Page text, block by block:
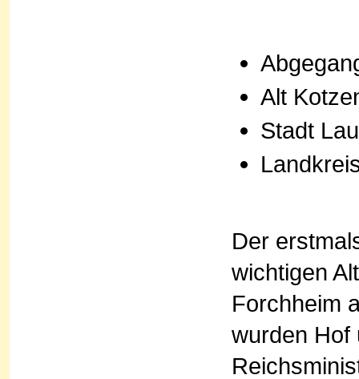
Alt
Stadt
Der
wichtigen
Forchheim
wurden Hof